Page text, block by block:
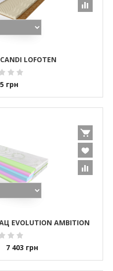
LOFOTEN
грн
AMBITION
7 403 грн